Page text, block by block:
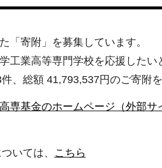
「寄附」を募集しています。
工業高等専門学校を応援した
、総額 41,793,537円のご寄附を
専基金のホームページ（外部
いては、
こちら